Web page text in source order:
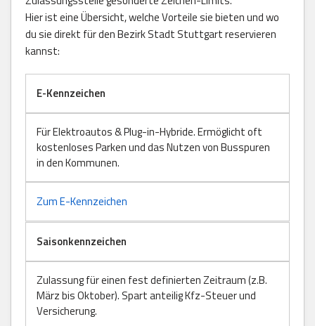
Hier ist eine Übersicht, welche Vorteile sie bieten und wo
du sie direkt für den Bezirk Stadt Stuttgart reservieren
kannst:
E-Kennzeichen
Für Elektroautos & Plug-in-Hybride. Ermöglicht oft
kostenloses Parken und das Nutzen von Busspuren
in den Kommunen.
Zum E-Kennzeichen
Saisonkennzeichen
Zulassung für einen fest definierten Zeitraum (z.B.
März bis Oktober). Spart anteilig Kfz-Steuer und
Versicherung.